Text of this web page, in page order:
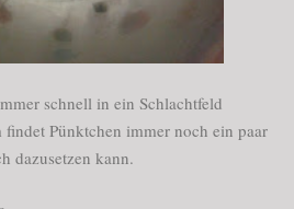
schnell in ein Schlachtfeld
Pünktchen immer noch ein paar
dazusetzen kann.